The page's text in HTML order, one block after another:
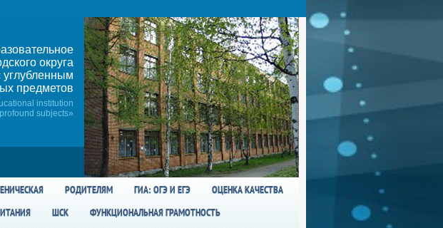
округа
предметов
institution
subjects»
РОДИТЕЛЯМ ГИА: ОГЭ И ЕГЭ
ОЦЕНКА КАЧЕСТВА
ШСК
ФУНКЦИОНАЛЬНАЯ ГРАМОТНОСТЬ